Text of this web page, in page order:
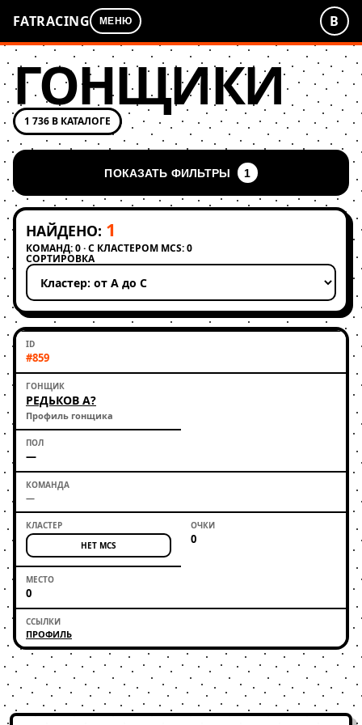
FATRACING МЕНЮ В
ГОНЩИКИ
1 736 В КАТАЛОГЕ
ПОКАЗАТЬ ФИЛЬТРЫ 1
НАЙДЕНО: 1
КОМАНД: 0 · С КЛАСТЕРОМ MCS: 0
СОРТИРОВКА
Применить сортировку
#859
РЕДЬКОВ А?
Профиль гонщика
—
—
НЕТ MCS 0
0
ПРОФИЛЬ